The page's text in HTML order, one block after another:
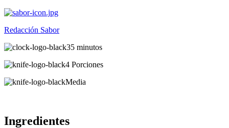
Redacción Sabor
35 minutos
4 Porciones
Media
Ingredientes